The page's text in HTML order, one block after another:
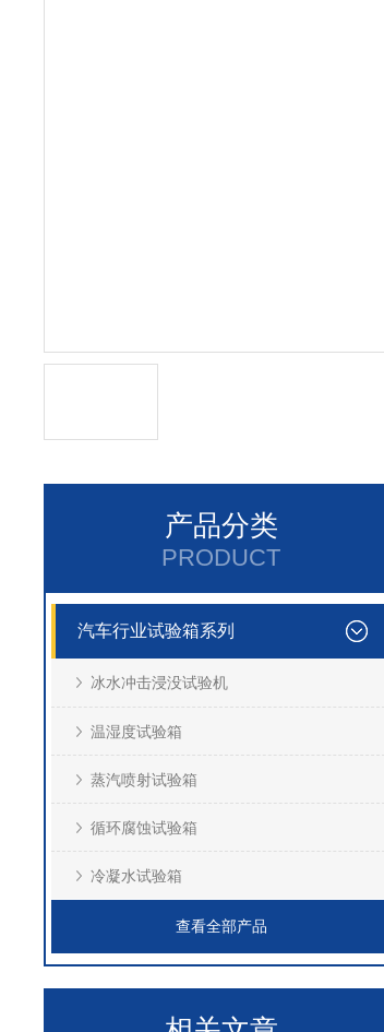
产品分类
PRODUCT
汽车行业试验箱系列
冰水冲击浸没试验机
温湿度试验箱
蒸汽喷射试验箱
循环腐蚀试验箱
冷凝水试验箱
查看全部产品